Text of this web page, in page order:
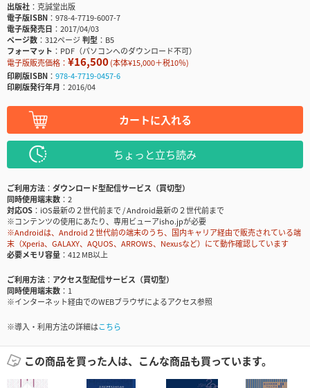
出版社
克誠堂出版
電子版ISBN
978-4-7719-6007-7
電子版発売日
2017/04/03
ページ数
312ページ判型
B5
フォーマット
PDF（パソコンへのダウンロード不可）
電子版販売価格： ¥16,500(本体¥15,000＋税10％)
印刷版ISBN
978-4-7719-0457-6
印刷版発行年月
2016/04
カートに入れる
ちょっと立ち読み
ご利用方法
ダウンロード型配信サービス（買切型）
同時使用端末数
2
対応OS
iOS最新の２世代前まで / Android最新の２世代前まで
※コンテンツの使用にあたり、専用ビューアisho.jpが必要
※Androidは、Android２世代前の端末のうち、国内キャリア経由で販売されている端
末（Xperia、GALAXY、AQUOS、ARROWS、Nexusなど）にて動作確認しています
必要メモリ容量
412 MB以上
ご利用方法
アクセス型配信サービス（買切型）
同時使用端末数
1
※インターネット経由でのWEBブラウザによるアクセス参照
※導入・利用方法の詳細はこちら
この商品を買った人は、こんな商品も買っています。